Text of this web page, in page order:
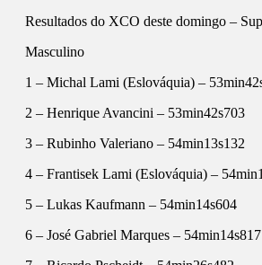
Resultados do XCO deste domingo –
Masculino
1 – Michal Lami (Eslováquia) –
2 – Henrique Avancini – 53min42s703
3 – Rubinho Valeriano – 54min13s132
4 – Frantisek Lami (Eslováquia) –
5 – Lukas Kaufmann – 54min14s604
6 – José Gabriel Marques – 54min14s817